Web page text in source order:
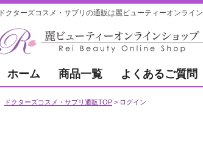
ドクターズコスメ・サプリの通販は麗ビューティーオンライ
ホーム 商品一覧 よくあるご質問
ドクターズコスメ・サプリ通販TOP ログイン